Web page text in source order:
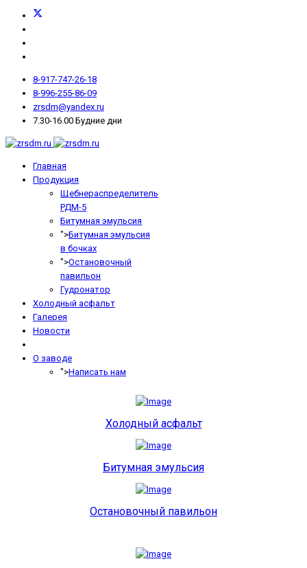
8-917-747-26-18
8-996-255-86-09
zrsdm@yandex.ru
7.30-16.00 Будние дни
Главная
Продукция
Щебнераспределитель
РДМ-5
Битумная эмульсия
">Битумная эмульсия
в бочках
">Остановочный
павильон
Гудронатор
Холодный асфальт
Галерея
Новости
О заводе
">Написать нам
Холодный асфальт
Битумная эмульсия
Остановочный павильон